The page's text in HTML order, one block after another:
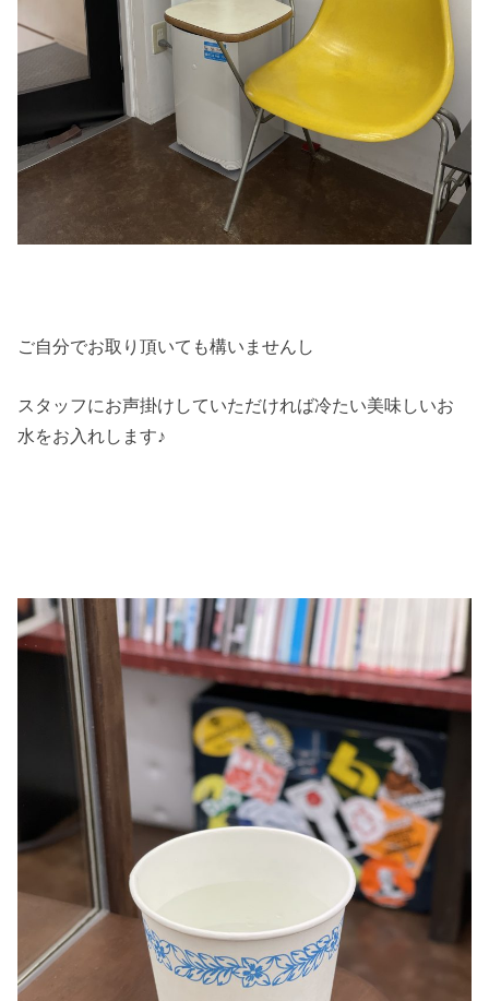
ご自分でお取り頂いても構いませんし
スタッフにお声掛けしていただければ冷たい美味しいお
水をお入れします♪